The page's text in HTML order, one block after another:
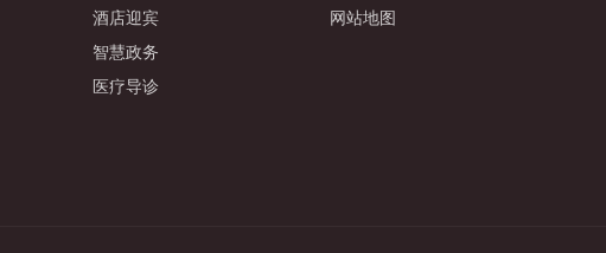
酒店迎宾
智慧政务
医疗导诊
网站地图